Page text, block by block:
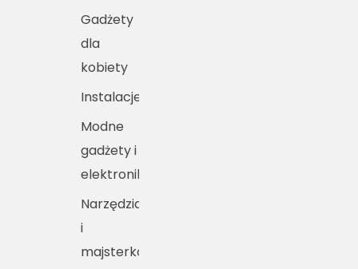
Gadżety
dla
kobiety
Instalacje
Modne
gadżety i
elektronika
Narzędzia
i
majsterkowanie